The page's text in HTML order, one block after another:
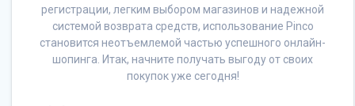
регистрации, легким выбором магазинов и надежной
системой возврата средств, использование Pinco
становится неотъемлемой частью успешного онлайн-
шопинга. Итак, начните получать выгоду от своих
покупок уже сегодня!